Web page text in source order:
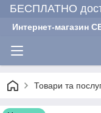
БЕСПЛАТНО
Интернет-магазин
Товари та